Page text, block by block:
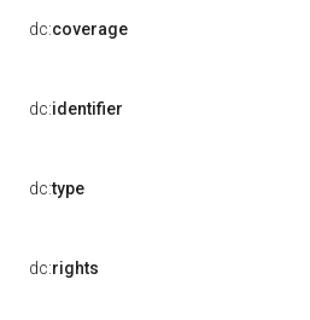
dc:coverage
dc:identifier
dc:type
dc:rights